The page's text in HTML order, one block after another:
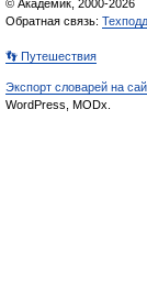
© Академик, 2000-2026
Обратная связь:
👣 Путешествия
Экспорт словарей на
WordPress, MODx.